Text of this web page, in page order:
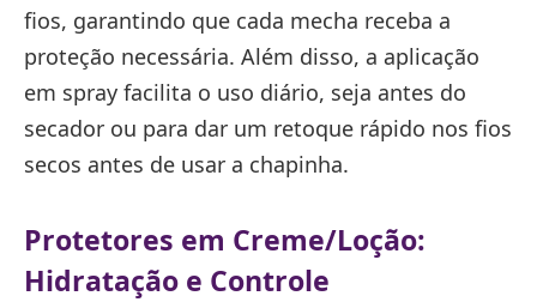
fios, garantindo que cada mecha receba a
proteção necessária. Além disso, a aplicação
em spray facilita o uso diário, seja antes do
secador ou para dar um retoque rápido nos fios
secos antes de usar a chapinha.
Protetores em Creme/Loção:
Hidratação e Controle